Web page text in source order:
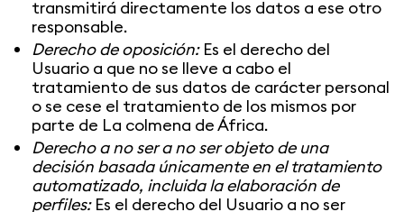
transmitirá directamente los datos a ese otro
responsable.
Derecho de oposición:Es el derecho del
Usuario a que no se lleve a cabo el
tratamiento de sus datos de carácter personal
o se cese el tratamiento de los mismos por
parte de La colmena de África.
Derecho a no ser a no ser objeto de una
decisión basada únicamente en el tratamiento
automatizado, incluida la elaboración de
perfiles:Es el derecho del Usuario a no ser